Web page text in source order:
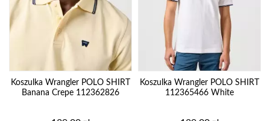
Koszulka Wrangler POLO SHIRT
Banana Crepe 112362826
Cena
Koszulka Wrangler POLO SHIRT
112365466 White
Cena